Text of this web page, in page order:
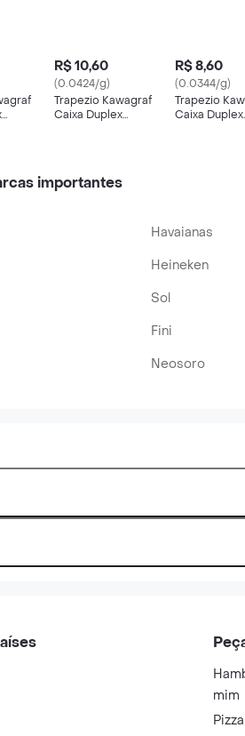
R$ 10,60
(0.0424/g)
Trapezio Kawagraf
Caixa Duplex
R$ 8,60
(0.0344/g)
Trapezio
Caixa Duplex
importantes
Havaianas
Heineken
Sol
Fini
Neosoro
mim